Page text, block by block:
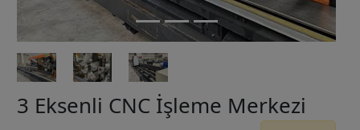
3 Eksenli CNC İşleme Merkezi